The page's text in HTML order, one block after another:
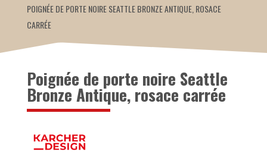
POIGNÉE DE PORTE NOIRE SEATTLE BRONZE ANTIQUE, ROSACE
CARRÉE
Poignée de porte noire Seattle
Bronze Antique, rosace carrée